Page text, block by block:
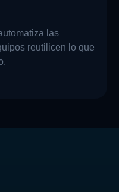
las
reutilicen lo que